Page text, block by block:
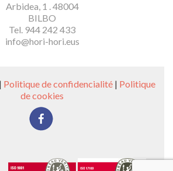
Arbidea, 1 . 48004
BILBO
Tel. 944 242 433
info@hori-hori.eus
| Politique de confidencialité | Politique
de cookies